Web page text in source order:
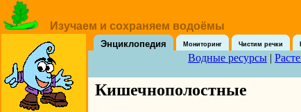
Изучаем и сохраняем водоёмы
Энциклопедия Мониторинг Чистим речки
Водные ресурсы |
Кишечнополостные